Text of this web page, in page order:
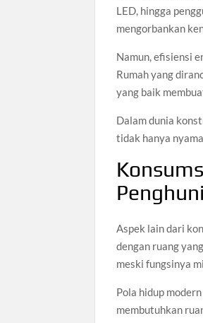
LED, hingga
mengorbankan
Namun, efisiensi
Rumah yang
yang baik
Dalam dunia
tidak hanya
Penghuni
Aspek lain dari
dengan ruang
meski fungsinya
Pola hidup
membutuhkan